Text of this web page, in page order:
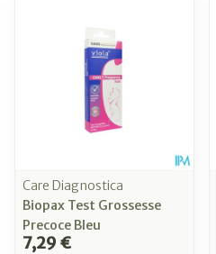
Care Diagnostica
Biopax Test Grossesse
Precoce Bleu
7,29 €